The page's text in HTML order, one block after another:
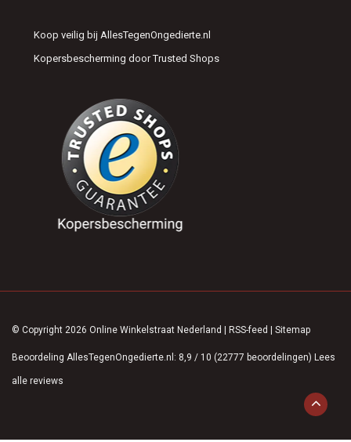
Koop veilig bij AllesTegenOngedierte.nl
Kopersbescherming door Trusted Shops
© Copyright 2026 Online Winkelstraat Nederland | RSS-feed | Sitemap
Beoordeling AllesTegenOngedierte.nl : 8,9 / 10 (22777 beoordelingen) Lees
alle reviews